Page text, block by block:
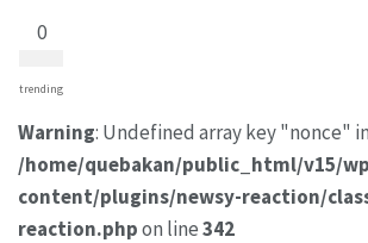
0
trending
Warning: Undefined array key "nonce" in
/home/quebakan/public_html/v15/
content/plugins/newsy-reaction/
reaction.phpon line342